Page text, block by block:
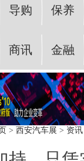
导购 保养
商讯 金融
> 西安汽车展 > 资讯